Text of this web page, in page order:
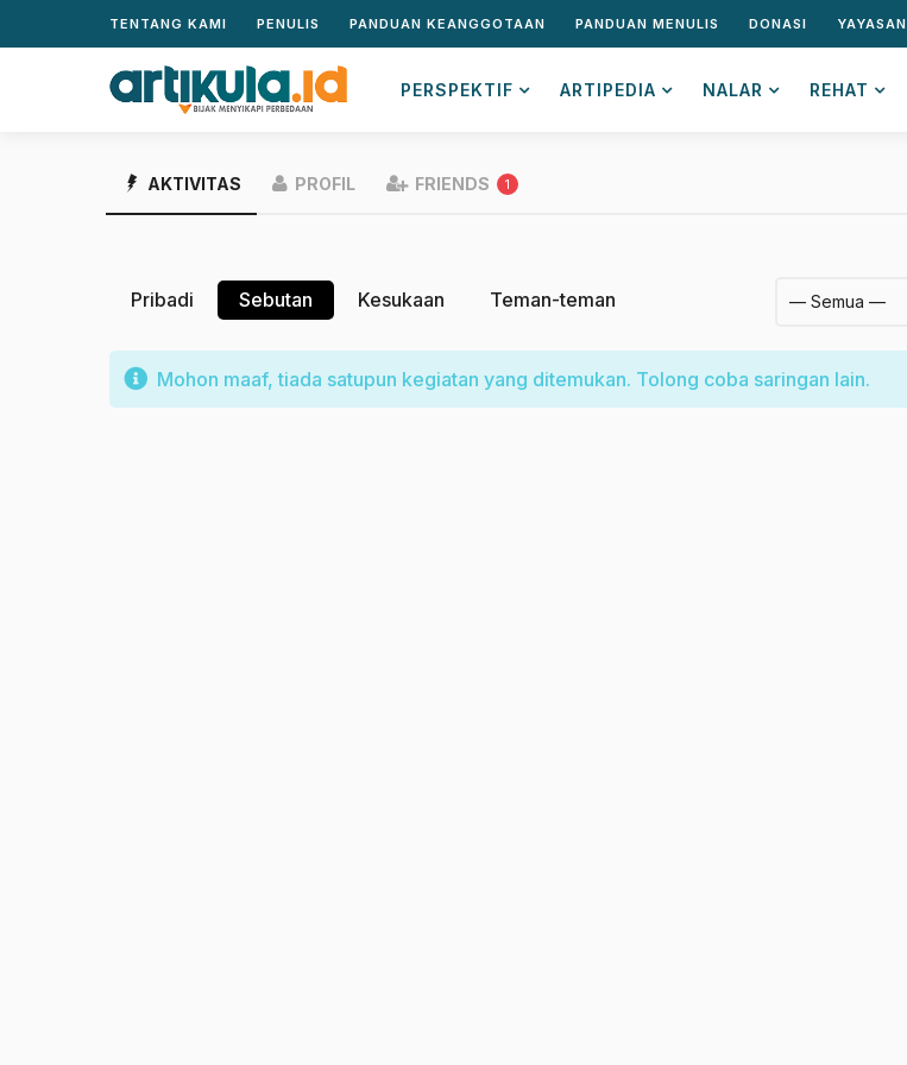
TENTANG KAMI PENULIS PANDUAN KEANGGOTAAN PANDUAN MENULIS DONASI YAYASAN
PERSPEKTIF ARTIPEDIA NALAR REHAT
AKTIVITAS PROFIL FRIENDS 1
Pribadi Sebutan Kesukaan Teman-teman
Mohon maaf, tiada satupun kegiatan yang ditemukan. Tolong coba saringan lain.